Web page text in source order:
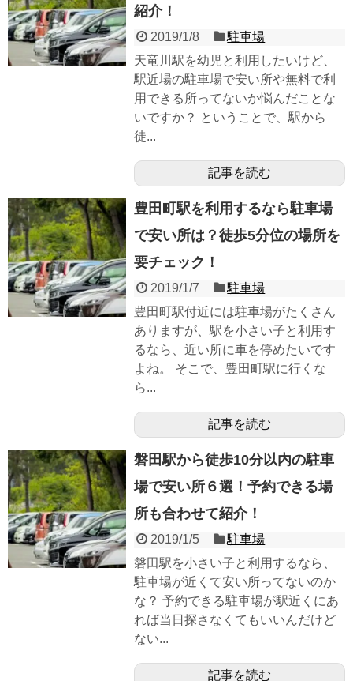
紹介！
2019/1/8
駐車場
天竜川駅を幼児と利用したいけど、
駅近場の駐車場で安い所や無料で利
用できる所ってないか悩んだことな
いですか？ ということで、駅から
徒...
記事を読む
豊田町駅を利用するなら駐車場
で安い所は？徒歩5分位の場所を
要チェック！
2019/1/7
駐車場
豊田町駅付近には駐車場がたくさん
ありますが、駅を小さい子と利用す
るなら、近い所に車を停めたいです
よね。 そこで、豊田町駅に行くな
ら...
記事を読む
磐田駅から徒歩10分以内の駐車
場で安い所６選！予約できる場
所も合わせて紹介！
2019/1/5
駐車場
磐田駅を小さい子と利用するなら、
駐車場が近くて安い所ってないのか
な？ 予約できる駐車場が駅近くにあ
れば当日探さなくてもいいんだけど
ない...
記事を読む